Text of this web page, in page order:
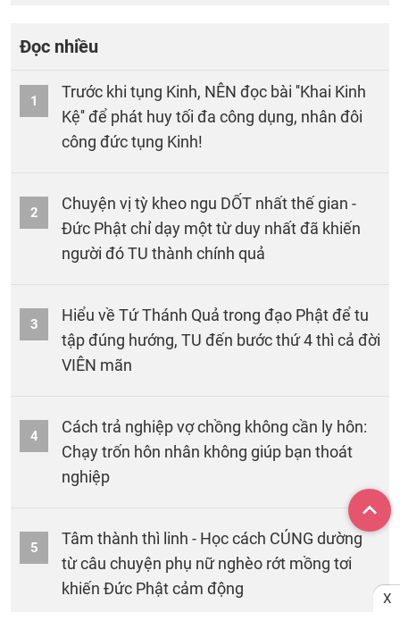
Đọc nhiều
1
Trước khi tụng Kinh, NÊN đọc bài ''Khai Kinh
Kệ'' để phát huy tối đa công dụng, nhân đôi
công đức tụng Kinh!
2
Chuyện vị tỳ kheo ngu DỐT nhất thế gian -
Đức Phật chỉ dạy một từ duy nhất đã khiến
người đó TU thành chính quả
3
Hiểu về Tứ Thánh Quả trong đạo Phật để tu
tập đúng hướng, TU đến bước thứ 4 thì cả đời
VIÊN mãn
4
Cách trả nghiệp vợ chồng không cần ly hôn:
Chạy trốn hôn nhân không giúp bạn thoát
nghiệp
5
Tâm thành thì linh - Học cách CÚNG dường
từ câu chuyện phụ nữ nghèo rớt mồng tơi
khiến Đức Phật cảm động
X